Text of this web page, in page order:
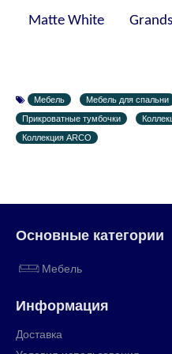
Matte White
Мебель Мебель для спальни
Прикроватные тумбочки
Коллекция ARCO
Основные категории
Мебель
Информация
Доставка